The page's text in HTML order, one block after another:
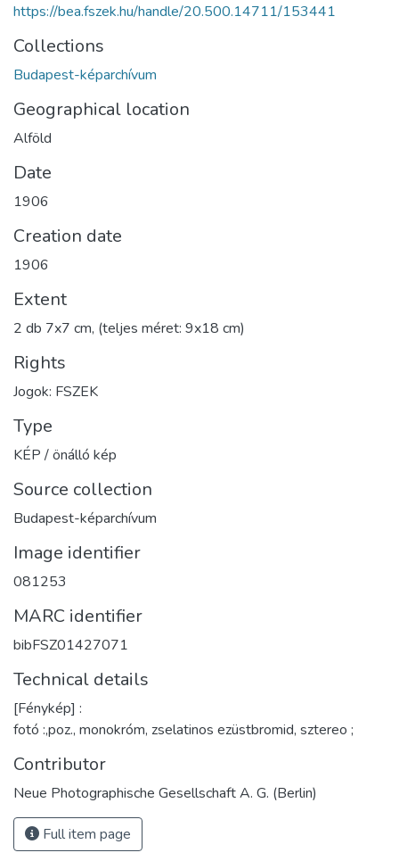
https://bea.fszek.hu/handle/20.500.14711/153441
Collections
Budapest-képarchívum
Geographical location
Alföld
Date
1906
Creation date
1906
Extent
2 db 7x7 cm, (teljes méret: 9x18 cm)
Rights
Jogok: FSZEK
Type
KÉP / önálló kép
Source collection
Budapest-képarchívum
Image identifier
081253
MARC identifier
bibFSZ01427071
Technical details
[Fénykép] :
fotó :,poz., monokróm, zselatinos ezüstbromid, sztereo ;
Contributor
Neue Photographische Gesellschaft A. G. (Berlin)
Full item page